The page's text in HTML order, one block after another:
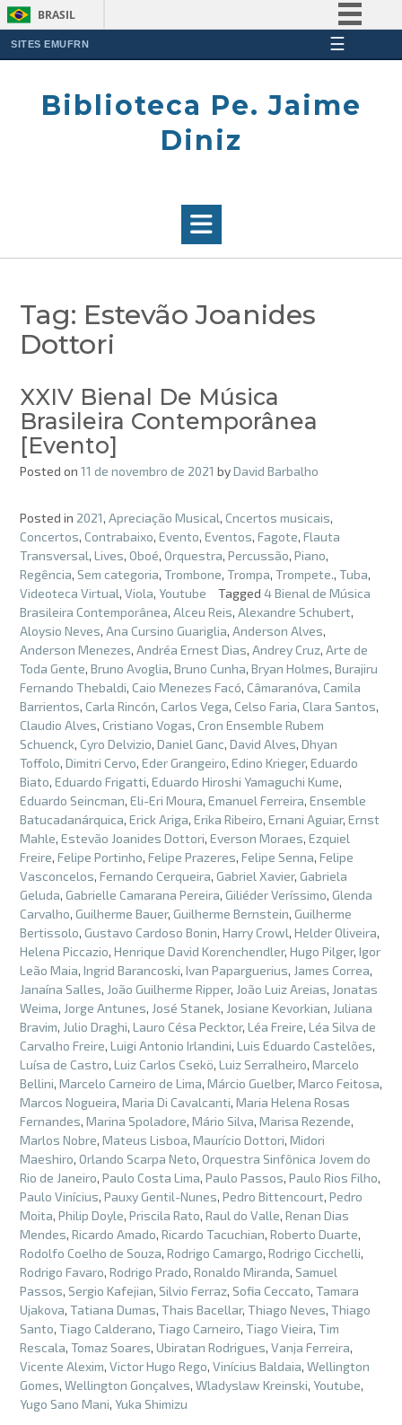
BRASIL
Participe
SITES EMUFRN ☰
Biblioteca Pe. Jaime
Diniz
Tag: Estevão Joanides
Dottori
XXIV Bienal De Música
Brasileira Contemporânea
[Evento]
Posted on 11 de novembro de 2021 byDavid Barbalho
Posted in 2021, Apreciação Musical, Cncertos musicais,
Concertos, Contrabaixo, Evento, Eventos, Fagote, Flauta
Transversal, Lives, Oboé, Orquestra, Percussão, Piano,
Regência, Sem categoria, Trombone, Trompa, Trompete., Tuba,
Videoteca Virtual, Viola, Youtube Tagged 4 Bienal de Música
Brasileira Contemporânea, Alceu Reis, Alexandre Schubert,
Aloysio Neves, Ana Cursino Guariglia, Anderson Alves,
Anderson Menezes, Andréa Ernest Dias, Andrey Cruz, Arte de
Toda Gente, Bruno Avoglia, Bruno Cunha, Bryan Holmes, Burajiru
Fernando Thebaldi, Caio Menezes Facó, Câmaranóva, Camila
Barrientos, Carla Rincón, Carlos Vega, Celso Faria, Clara Santos,
Claudio Alves, Cristiano Vogas, Cron Ensemble Rubem
Schuenck, Cyro Delvizio, Daniel Ganc, David Alves, Dhyan
Toffolo, Dimitri Cervo, Eder Grangeiro, Edino Krieger, Eduardo
Biato, Eduardo Frigatti, Eduardo Hiroshi Yamaguchi Kume,
Eduardo Seincman, Eli-Eri Moura, Emanuel Ferreira, Ensemble
Batucadanárquica, Erick Ariga, Erika Ribeiro, Ernani Aguiar, Ernst
Mahle, Estevão Joanides Dottori, Everson Moraes, Ezquiel
Freire, Felipe Portinho, Felipe Prazeres, Felipe Senna, Felipe
Vasconcelos, Fernando Cerqueira, Gabriel Xavier, Gabriela
Geluda, Gabrielle Camarana Pereira, Giliéder Veríssimo, Glenda
Carvalho, Guilherme Bauer, Guilherme Bernstein, Guilherme
Bertissolo, Gustavo Cardoso Bonin, Harry Crowl, Helder Oliveira,
Helena Piccazio, Henrique David Korenchendler, Hugo Pilger, Igor
Leão Maia, Ingrid Barancoski, Ivan Paparguerius, James Correa,
Janaína Salles, João Guilherme Ripper, João Luiz Areias, Jonatas
Weima, Jorge Antunes, José Stanek, Josiane Kevorkian, Juliana
Bravim, Julio Draghi, Lauro Césa Pecktor, Léa Freire, Léa Silva de
Carvalho Freire, Luigi Antonio Irlandini, Luis Eduardo Castelões,
Luísa de Castro, Luiz Carlos Csekö, Luiz Serralheiro, Marcelo
Bellini, Marcelo Carneiro de Lima, Márcio Guelber, Marco Feitosa,
Marcos Nogueira, Maria Di Cavalcanti, Maria Helena Rosas
Fernandes, Marina Spoladore, Mário Silva, Marisa Rezende,
Marlos Nobre, Mateus Lisboa, Maurício Dottori, Midori
Maeshiro, Orlando Scarpa Neto, Orquestra Sinfônica Jovem do
Rio de Janeiro, Paulo Costa Lima, Paulo Passos, Paulo Rios Filho,
Paulo Vinícius, Pauxy Gentil-Nunes, Pedro Bittencourt, Pedro
Moita, Philip Doyle, Priscila Rato, Raul do Valle, Renan Dias
Mendes, Ricardo Amado, Ricardo Tacuchian, Roberto Duarte,
Rodolfo Coelho de Souza, Rodrigo Camargo, Rodrigo Cicchelli,
Rodrigo Favaro, Rodrigo Prado, Ronaldo Miranda, Samuel
Passos, Sergio Kafejian, Silvio Ferraz, Sofia Ceccato, Tamara
Ujakova, Tatiana Dumas, Thais Bacellar, Thiago Neves, Thiago
Santo, Tiago Calderano, Tiago Carneiro, Tiago Vieira, Tim
Rescala, Tomaz Soares, Ubiratan Rodrigues, Vanja Ferreira,
Vicente Alexim, Victor Hugo Rego, Vinícius Baldaia, Wellington
Gomes, Wellington Gonçalves, Wladyslaw Kreinski, Youtube,
Yugo Sano Mani, Yuka Shimizu